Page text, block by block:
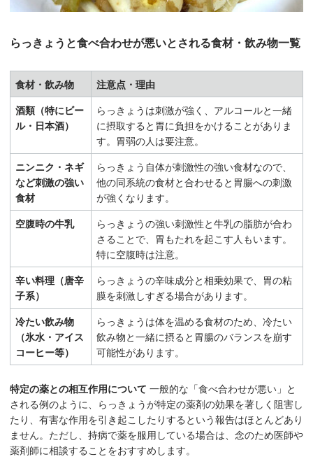
らっきょうと食べ合わせが悪いとされる食材・飲み物一覧
食材・飲み物
注意点・理由
酒類（特にビー
ル・日本酒）
らっきょうは刺激が強く、アルコールと一緒
に摂取すると胃に負担をかけることがありま
す。胃弱の人は要注意。
ニンニク・ネギ
など刺激の強い
食材
らっきょう自体が刺激性の強い食材なので、
他の同系統の食材と合わせると胃腸への刺激
が強くなります。
空腹時の牛乳
らっきょうの強い刺激性と牛乳の脂肪が合わ
さることで、胃もたれを起こす人もいます。
特に空腹時は注意。
辛い料理（唐辛
子系）
らっきょうの辛味成分と相乗効果で、胃の粘
膜を刺激しすぎる場合があります。
冷たい飲み物
（氷水・アイス
コーヒー等）
らっきょうは体を温める食材のため、冷たい
飲み物と一緒に摂ると胃腸のバランスを崩す
可能性があります。
特定の薬との相互作用について 一般的な「食べ合わせが悪い」と
される例のように、らっきょうが特定の薬剤の効果を著しく阻害し
たり、有害な作用を引き起こしたりするという報告はほとんどあり
ません。ただし、持病で薬を服用している場合は、念のため医師や
薬剤師に相談することをおすすめします。